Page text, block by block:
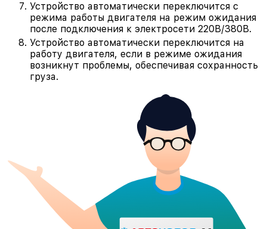
Устройство автоматически переключится с
режима работы двигателя на режим ожидания
после подключения к электросети 220В/380В.
Устройство автоматически переключится на
работу двигателя, если в режиме ожидания
возникнут проблемы, обеспечивая сохранность
груза.